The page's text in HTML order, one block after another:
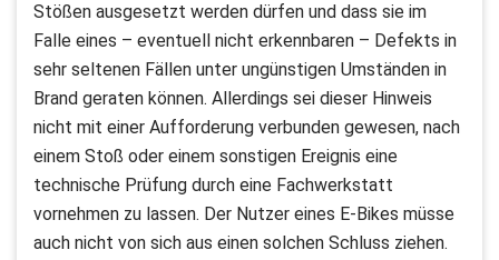
Stößen ausgesetzt werden dürfen und dass sie im
Falle eines – eventuell nicht erkennbaren – Defekts in
sehr seltenen Fällen unter ungünstigen Umständen in
Brand geraten können. Allerdings sei dieser Hinweis
nicht mit einer Aufforderung verbunden gewesen, nach
einem Stoß oder einem sonstigen Ereignis eine
technische Prüfung durch eine Fachwerkstatt
vornehmen zu lassen. Der Nutzer eines E-Bikes müsse
auch nicht von sich aus einen solchen Schluss ziehen.